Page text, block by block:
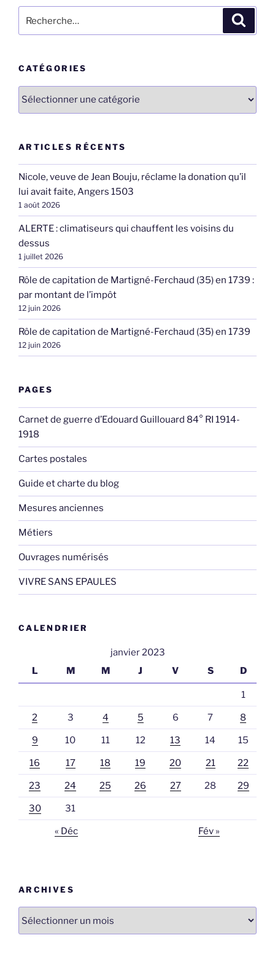
pour
CATÉGORIES
ARTICLES RÉCENTS
Nicole, veuve de Jean Bouju, réclame la donation qu’il
lui avait faite, Angers 1503
1 août 2026
ALERTE : climatiseurs qui chauffent les voisins du
dessus
1 juillet 2026
Rôle de capitation de Martigné-Ferchaud (35) en 1739 :
par montant de l’impôt
12 juin 2026
Rôle de capitation de Martigné-Ferchaud (35) en 1739
12 juin 2026
PAGES
Carnet de guerre d’Edouard Guillouard 84° RI 1914-
1918
Cartes postales
Guide et charte du blog
Mesures anciennes
Métiers
Ouvrages numérisés
VIVRE SANS EPAULES
CALENDRIER
janvier 2023
L
M M J V S D
1
2 3 4 5 6 7 8
9 10 11 12 13 14 15
16 17 18 19 20 21 22
23 24 25 26 27 28 29
30 31
« Déc Fév »
ARCHIVES